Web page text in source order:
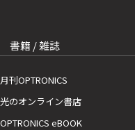
書籍 / 雑誌
月刊OPTRONICS
光のオンライン書店
OPTRONICS eBOOK